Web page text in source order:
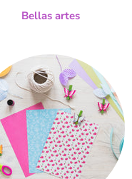
Bellas artes